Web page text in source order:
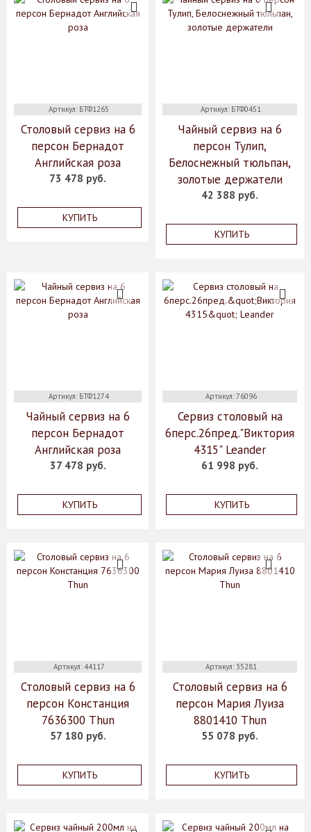
Артикул: БТФ1265
Столовый сервиз на 6
персон Бернадот
Английская роза
73 478 руб.
КУПИТЬ
Артикул: БТФ0451
Чайный сервиз на 6
персон Тулип,
Белоснежный тюльпан,
золотые держатели
42 388 руб.
КУПИТЬ
Артикул: БТФ1274
Чайный сервиз на 6
персон Бернадот
Английская роза
37 478 руб.
КУПИТЬ
Артикул: 76096
Сервиз столовый на
6перс.26пред."Виктория
4315" Leander
61 998 руб.
КУПИТЬ
Артикул: 44117
Столовый сервиз на 6
персон Констанция
7636300 Thun
57 180 руб.
КУПИТЬ
Артикул: 35281
Столовый сервиз на 6
персон Мария Луиза
8801410 Thun
55 078 руб.
КУПИТЬ